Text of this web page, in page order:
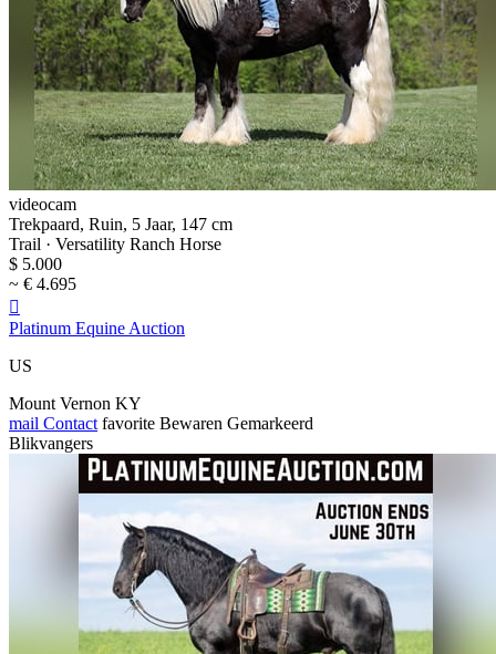
videocam
Trekpaard, Ruin, 5 Jaar, 147 cm
Trail · Versatility Ranch Horse
$ 5.000
~ € 4.695

Platinum Equine Auction
US
Mount Vernon KY
mail Contact favorite Bewaren Gemarkeerd
Blikvangers